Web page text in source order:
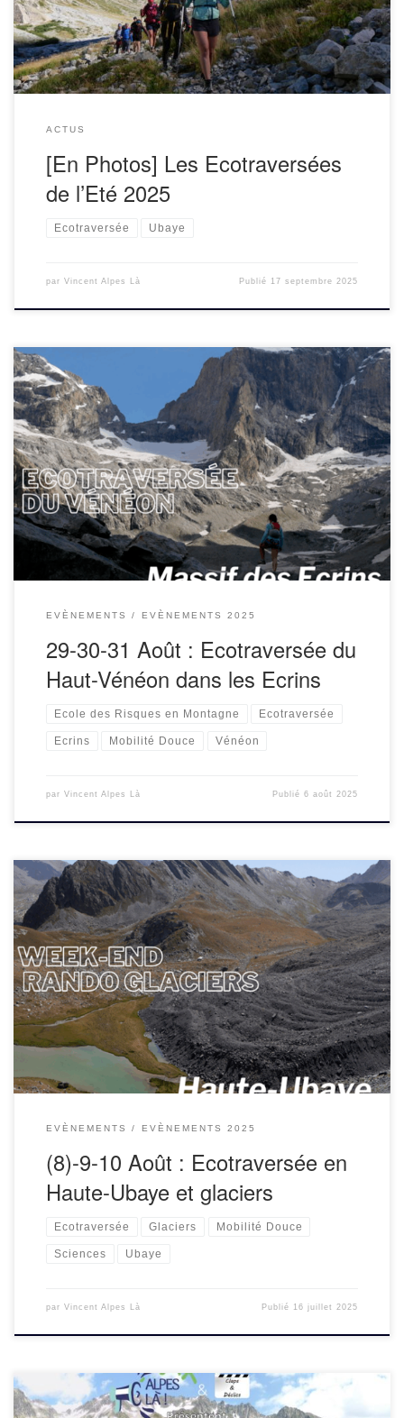
soutien […]
ACTUS
[En Photos] Les Ecotraversées
de l’Eté 2025
Ecotraversée Ubaye
par Vincent Alpes Là Publié 17 septembre 2025
Programme et inscriptions : ecotraversee-
alpes.fr/ecotraversee-du-haut-veneon-dans-les-ecrins/
EVÈNEMENTS EVÈNEMENTS 2025
29-30-31 Août : Ecotraversée du
Haut-Vénéon dans les Ecrins
Ecole des Risques en Montagne Ecotraversée
Ecrins Mobilité Douce Vénéon
par Vincent Alpes Là Publié6 août 2025
Programme et inscriptions : ecotraversee-alpes.fr/week-
end-glaciers-du-marinet-en-haute-ubaye/
EVÈNEMENTS EVÈNEMENTS 2025
(8)-9-10 Août : Ecotraversée en
Haute-Ubaye et glaciers
Ecotraversée Glaciers Mobilité Douce
Sciences Ubaye
par Vincent Alpes Là Publié 16 juillet 2025